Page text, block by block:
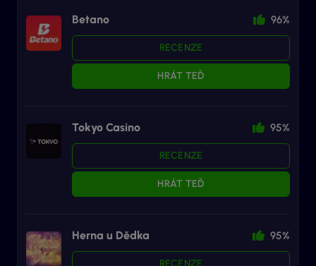
Betano 96%
RECENZE
HRÁT TEĎ
Tokyo Casino 95%
RECENZE
HRÁT TEĎ
Herna u Dědka 95%